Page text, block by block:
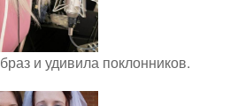
и удивила поклонников.